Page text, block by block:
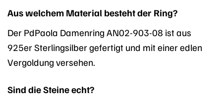
Aus welchem Material besteht der Ring?
Der PdPaola Damenring AN02-903-08 ist aus
925er Sterlingsilber gefertigt und mit einer edlen
Vergoldung versehen.
Sind die Steine echt?